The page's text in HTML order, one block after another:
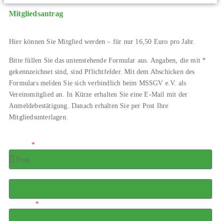
Mitgliedsantrag
Hier können Sie Mitglied werden – für nur 16,50 Euro pro Jahr.
Bitte füllen Sie das untenstehende Formular aus. Angaben, die mit *
gekennzeichnet sind, sind Pflichtfelder. Mit dem Abschicken des
Formulars melden Sie sich verbindlich beim MSSGV e.V. als
Vereinsmitglied an. In Kürze erhalten Sie eine E-Mail mit der
Anmeldebestätigung. Danach erhalten Sie per Post Ihre
Mitgliedsunterlagen.